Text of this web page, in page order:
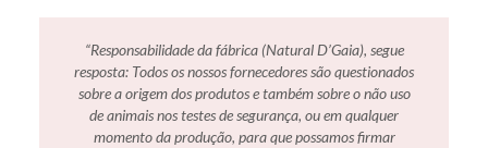
“Responsabilidade da fábrica (Natural D’Gaia), segue
resposta: Todos os nossos fornecedores são questionados
sobre a origem dos produtos e também sobre o não uso
de animais nos testes de segurança, ou em qualquer
momento da produção, para que possamos firmar